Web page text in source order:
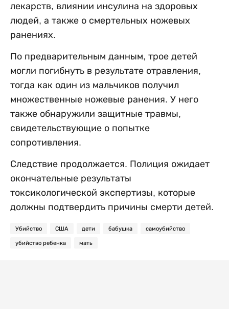
лекарств, влиянии инсулина на здоровых
людей, а также о смертельных ножевых
ранениях.
По предварительным данным, трое детей
могли погибнуть в результате отравления,
тогда как один из мальчиков получил
множественные ножевые ранения. У него
также обнаружили защитные травмы,
свидетельствующие о попытке
сопротивления.
Следствие продолжается. Полиция ожидает
окончательные результаты
токсикологической экспертизы, которые
должны подтвердить причины смерти детей.
Убийство США дети бабушка самоубийство
убийство ребенка мать